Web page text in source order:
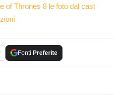
of Thrones 8 le foto dal cast
Fonti Preferite